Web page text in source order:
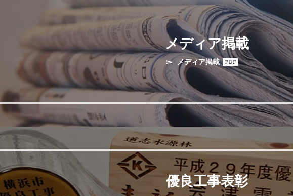
ウェブサイトをリニューアルしました
メディア掲載
メディア掲載
優良工事表彰